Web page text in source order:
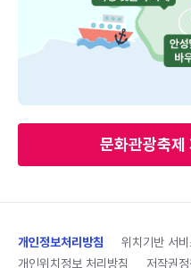
문화관광축제
개인정보처리방침
위치기반 서
개인위치정보 처리방침
저작권정